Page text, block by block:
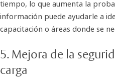
tiempo, lo que aumenta la
información puede ayudarle a
capacitación o áreas donde se
5. Mejora de la
carga